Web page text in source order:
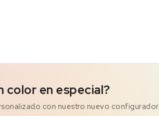
color en especial?
con nuestro nuevo configurador